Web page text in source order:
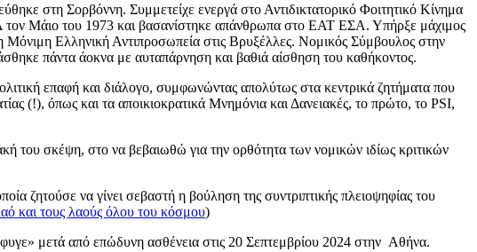
στη Σορβόννη. Συμμετείχε ενεργά στο Αντιδικτατορικό Φοιτητικό Κίνημα
τον Μάιο του 1973 και βασανίστηκε απάνθρωπα στο ΕΑΤ ΕΣΑ. Υπήρξε μάχιμος
Ελληνική Αντιπροσωπεία στις Βρυξέλλες. Νομικός Σύμβουλος στην
πάντα άοκνα με αυταπάρνηση και βαθιά αίσθηση του καθήκοντος.
επαφή και διάλογο, συμφωνώντας απολύτως στα κεντρικά ζητήματα που
(!), όπως και τα αποικιοκρατικά Μνημόνια και Δανειακές, το πρώτο, το PSI,
του σκέψη, στο να βεβαιωθώ για την ορθότητα των νομικών ιδίως κριτικών
ζητούσε να γίνει σεβαστή η βούληση της συντριπτικής πλειοψηφίας του
και τους λαούς όλου του κόσμου)
μετά από επώδυνη ασθένεια στις 20 Σεπτεμβρίου 2024 στην Αθήνα.